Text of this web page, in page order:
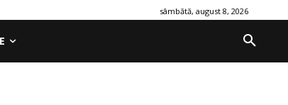
sâmbătă, august 8, 2026